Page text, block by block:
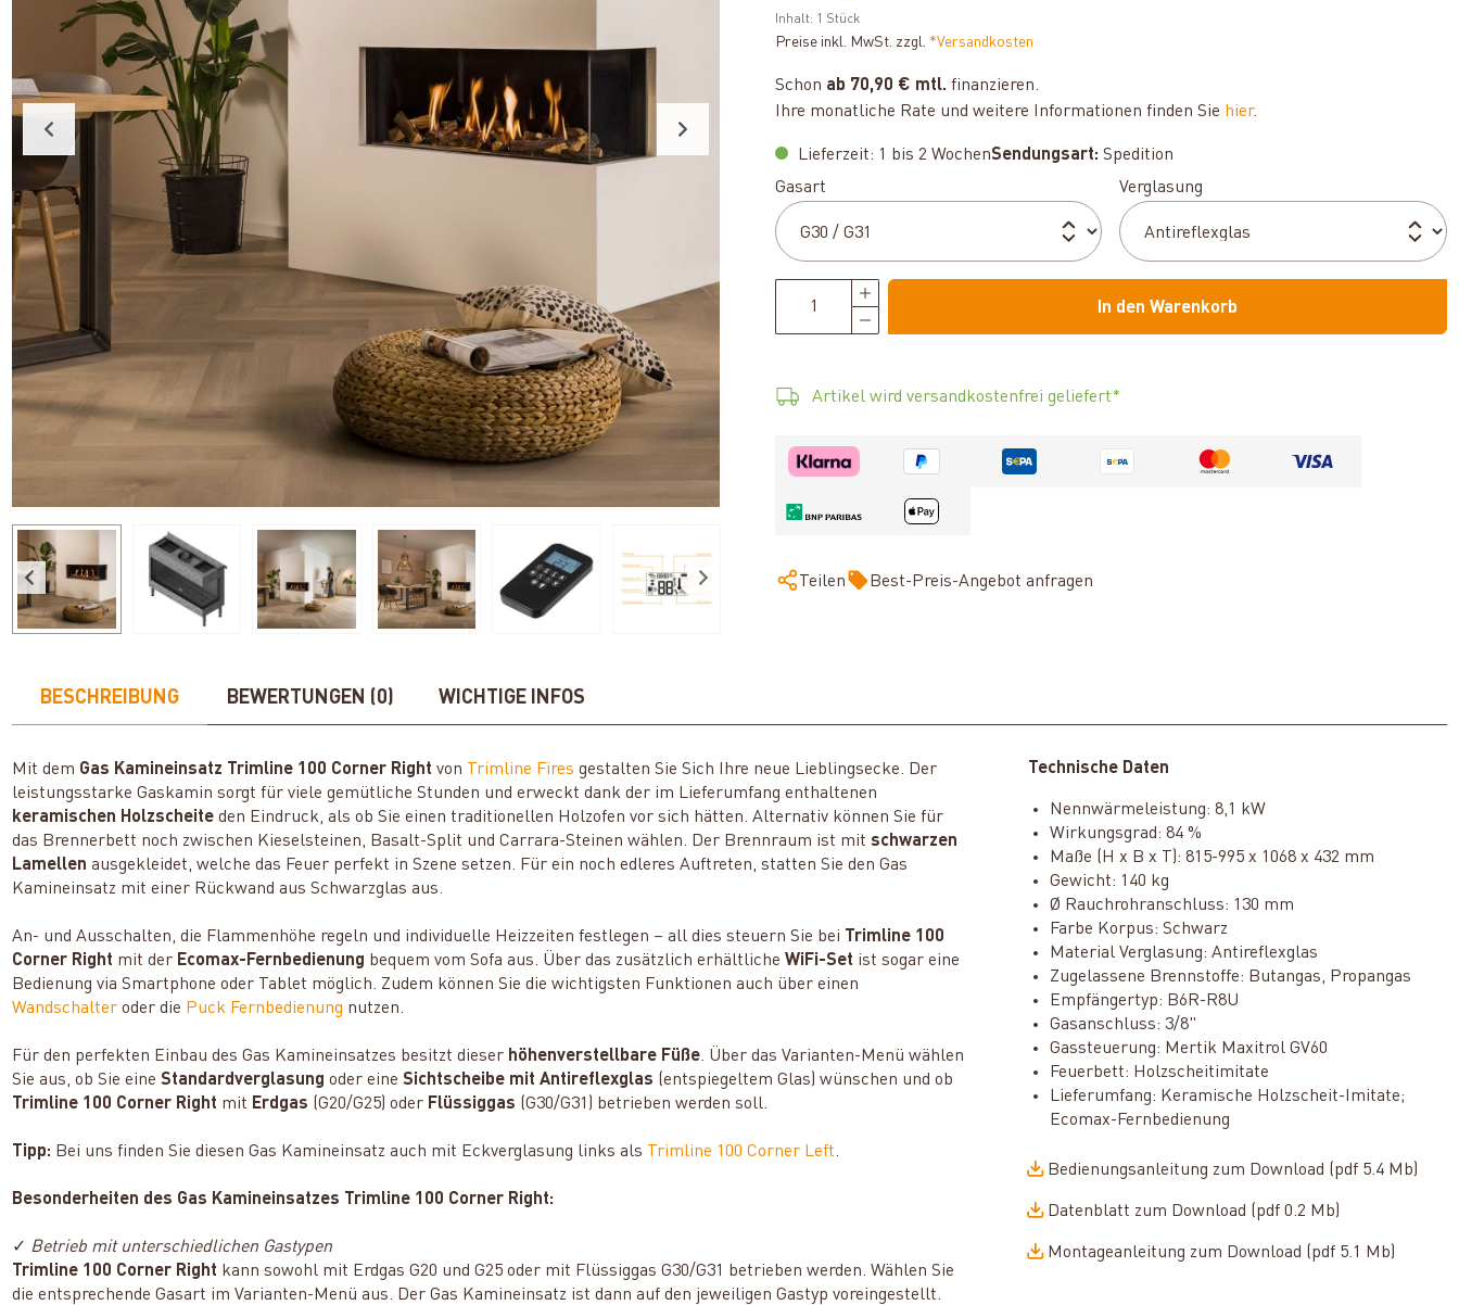
Inhalt: 1 Stück
Preise inkl. MwSt. zzgl. *Versandkosten
Schon ab 70,90 € mtl. finanzieren.
Ihre monatliche Rate und weitere Informationen finden Sie hier.
Lieferzeit: 1 bis 2 WochenSendungsart: Spedition
Gasart
Verglasung
In den Warenkorb
Artikel wird versandkostenfrei geliefert*
Teilen Best-Preis-Angebot anfragen
BESCHREIBUNG BEWERTUNGEN (0) WICHTIGE INFOS
Mit dem Gas Kamineinsatz Trimline 100 Corner Right von Trimline Fires gestalten Sie Sich Ihre neue Lieblingsecke. Der
leistungsstarke Gaskamin sorgt für viele gemütliche Stunden und erweckt dank der im Lieferumfang enthaltenen
keramischen Holzscheite den Eindruck, als ob Sie einen traditionellen Holzofen vor sich hätten. Alternativ können Sie für
das Brennerbett noch zwischen Kieselsteinen, Basalt-Split und Carrara-Steinen wählen. Der Brennraum ist mitschwarzen
Lamellen ausgekleidet, welche das Feuer perfekt in Szene setzen. Für ein noch edleres Auftreten, statten Sie den Gas
Kamineinsatz mit einer Rückwand aus Schwarzglas aus.
An- und Ausschalten, die Flammenhöhe regeln und individuelle Heizzeiten festlegen – all dies steuern Sie bei Trimline 100
Corner Right mit der Ecomax-Fernbedienung bequem vom Sofa aus. Über das zusätzlich erhältlicheWiFi-Set ist sogar eine
Bedienung via Smartphone oder Tablet möglich. Zudem können Sie die wichtigsten Funktionen auch über einen
Wandschalter oder die Puck Fernbedienung nutzen.
Für den perfekten Einbau des Gas Kamineinsatzes besitzt dieser höhenverstellbare Füße. Über das Varianten-Menü wählen
Sie aus, ob Sie eineStandardverglasung oder eineSichtscheibe mit Antireflexglas (entspiegeltem Glas) wünschen und ob
Trimline 100 Corner Right mit Erdgas (G20/G25) oder Flüssiggas (G30/G31) betrieben werden soll.
Tipp: Bei uns finden Sie diesen Gas Kamineinsatz auch mit Eckverglasung links als Trimline 100 Corner Left.
Besonderheiten des Gas Kamineinsatzes Trimline 100 Corner Right:
✓ Betrieb mit unterschiedlichen Gastypen
Trimline 100 Corner Right kann sowohl mit Erdgas G20 und G25 oder mit Flüssiggas G30/G31 betrieben werden. Wählen Sie
die entsprechende Gasart im Varianten-Menü aus. Der Gas Kamineinsatz ist dann auf den jeweiligen Gastyp voreingestellt.
Technische Daten
Nennwärmeleistung: 8,1 kW
Wirkungsgrad: 84 %
Maße (H x B x T): 815-995 x 1068 x 432 mm
Gewicht: 140 kg
Ø Rauchrohranschluss: 130 mm
Farbe Korpus: Schwarz
Material Verglasung: Antireflexglas
Zugelassene Brennstoffe: Butangas, Propangas
Empfängertyp: B6R-R8U
Gasanschluss: 3/8"
Gassteuerung: Mertik Maxitrol GV60
Feuerbett: Holzscheitimitate
Lieferumfang: Keramische Holzscheit-Imitate;
Ecomax-Fernbedienung
Bedienungsanleitung zum Download (pdf 5.4 Mb)
Datenblatt zum Download (pdf 0.2 Mb)
Montageanleitung zum Download (pdf 5.1 Mb)